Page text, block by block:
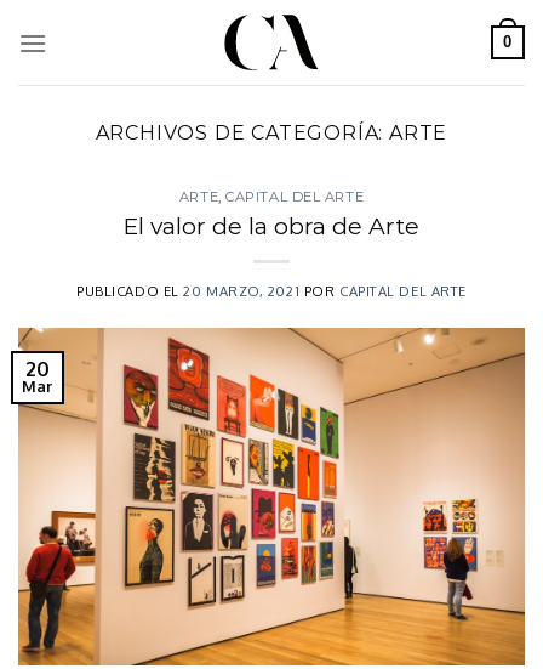
0
ARCHIVOS DE CATEGORÍA:ARTE
ARTE,CAPITAL DEL ARTE
El valor de la obra de Arte
PUBLICADO EL20 MARZO, 2021 POR CAPITAL DEL ARTE
20
Mar